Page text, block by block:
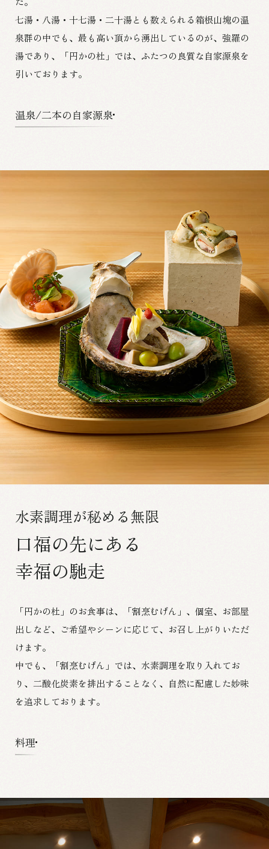
七湯・八湯・十七湯・二十湯とも数えられる箱根山塊の温
泉群の中でも、最も高い頂から湧出しているのが、強羅の
湯であり、
「円かの杜」では、ふたつの良質な自家源泉を
引いております。
温泉/二本の自家源泉
水素調理が秘める無限
口福の先にある
幸福の馳走
「円かの杜」のお食事は、「割烹むげん」、個室、お部屋
出しなど、 ご希望やシーンに応じて、お召し上がりいただ
けます。
中でも、「割烹むげん」では、水素調理を取り入れてお
り、二酸化炭素を排出することなく、自然に配慮した妙味
を追求しております。
料理